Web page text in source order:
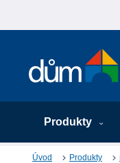
Produkty
Úvod Produkty